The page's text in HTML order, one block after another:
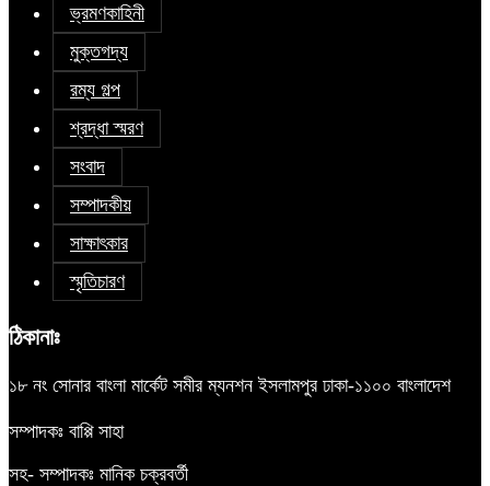
ভ্রমণকাহিনী
মুক্তগদ্য
রম্য গল্প
শ্রদ্ধা স্মরণ
সংবাদ
সম্পাদকীয়
সাক্ষাৎকার
স্মৃতিচারণ
ঠিকানাঃ
১৮ নং সোনার বাংলা মার্কেট সমীর ম্যনশন ইসলামপুর ঢাকা-১১০০ বাংলাদেশ
সম্পাদকঃ বাপ্পি সাহা
সহ- সম্পাদকঃ মানিক চক্রবর্তী